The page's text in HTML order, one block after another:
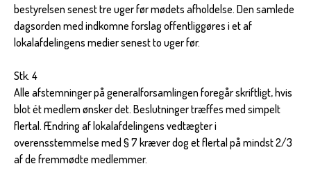
bestyrelsen senest tre uger før mødets afholdelse. Den samlede
dagsorden med indkomne forslag offentliggøres i et af
lokalafdelingens medier senest to uger før.
Stk. 4
Alle afstemninger på generalforsamlingen foregår skriftligt, hvis
blot ét medlem ønsker det. Beslutninger træffes med simpelt
flertal. Ændring af lokalafdelingens vedtægter i
overensstemmelse med § 7 kræver dog et flertal på mindst 2/3
af de fremmødte medlemmer.